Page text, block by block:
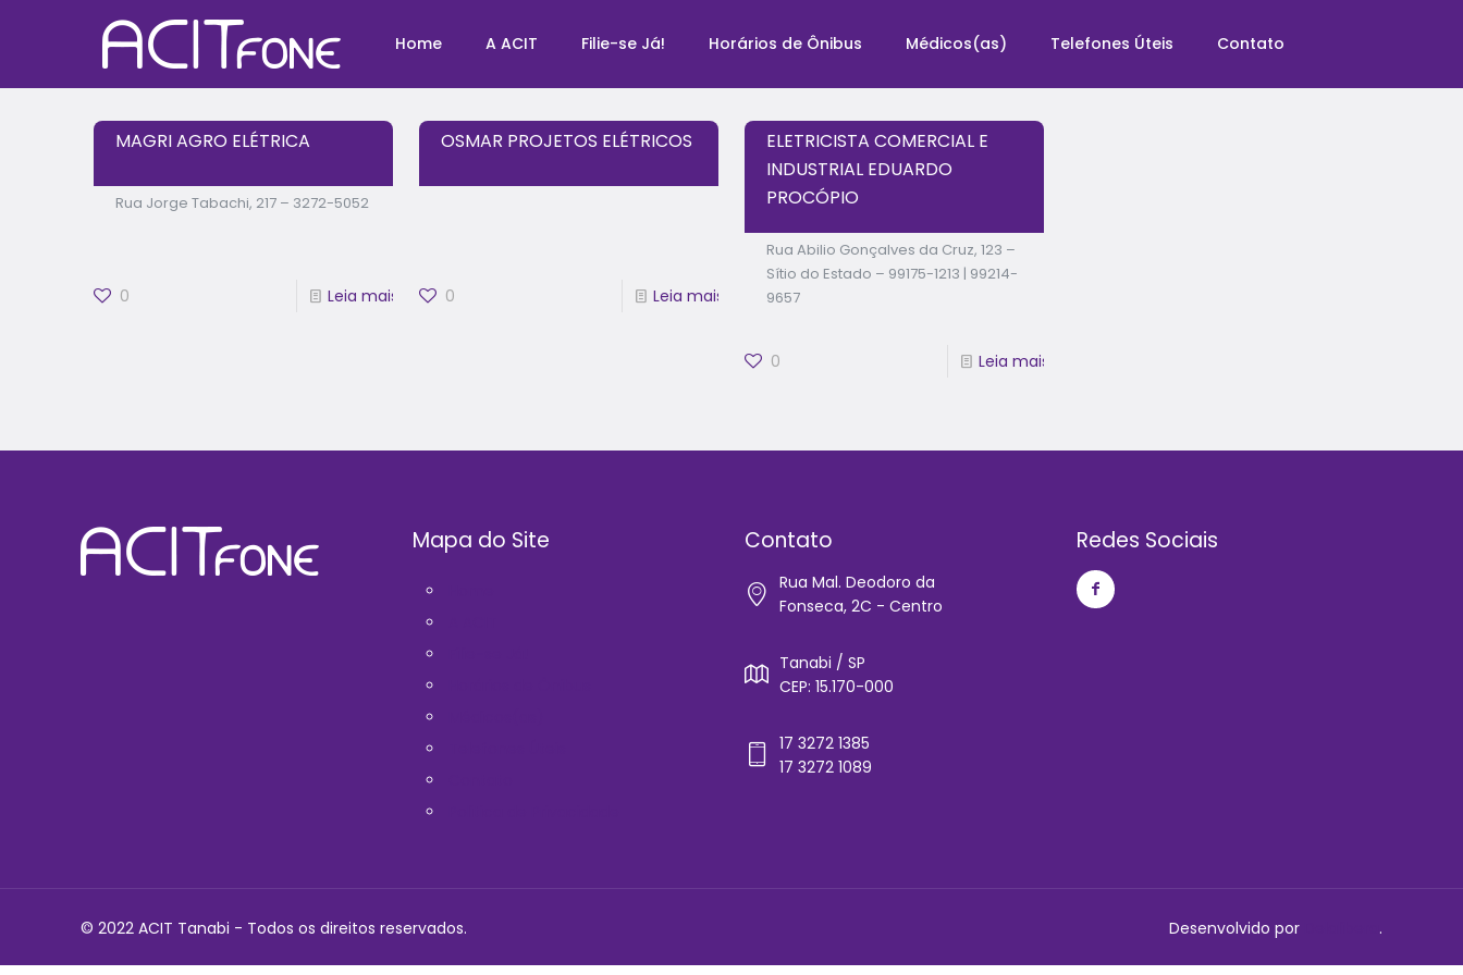
Home A ACIT Filie-se Já! Horários de Ônibus Médicos(as) Telefones Úteis Contato
MAGRI AGRO ELÉTRICA
Rua Jorge Tabachi, 217 – 3272-5052
0 Leia mais
OSMAR PROJETOS ELÉTRICOS
0 Leia mais
ELETRICISTA COMERCIAL E
INDUSTRIAL EDUARDO
PROCÓPIO
Rua Abilio Gonçalves da Cruz, 123 –
Sítio do Estado – 99175-1213 | 99214-
9657
0 Leia mais
Mapa do Site Contato
Rua Mal. Deodoro da
Fonseca, 2C - Centro
Tanabi / SP
CEP: 15.170-000
17 3272 1385
17 3272 1089
Redes Sociais
© 2022 ACIT Tanabi - Todos os direitos reservados. Desenvolvido por .